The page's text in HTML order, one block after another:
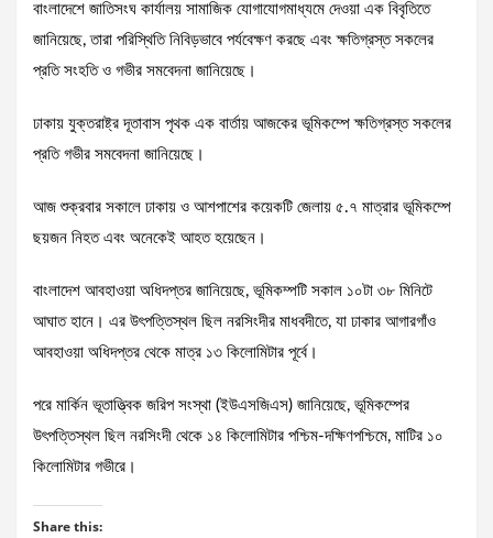
বাংলাদেশে জাতিসংঘ কার্যালয় সামাজিক যোগাযোগমাধ্যমে দেওয়া এক বিবৃতিতে
জানিয়েছে, তারা পরিস্থিতি নিবিড়ভাবে পর্যবেক্ষণ করছে এবং ক্ষতিগ্রস্ত সকলের
প্রতি সংহতি ও গভীর সমবেদনা জানিয়েছে।
ঢাকায় যুক্তরাষ্ট্র দূতাবাস পৃথক এক বার্তায় আজকের ভূমিকম্পে ক্ষতিগ্রস্ত সকলের
প্রতি গভীর সমবেদনা জানিয়েছে।
আজ শুক্রবার সকালে ঢাকায় ও আশপাশের কয়েকটি জেলায় ৫.৭ মাত্রার ভূমিকম্পে
ছয়জন নিহত এবং অনেকেই আহত হয়েছেন।
বাংলাদেশ আবহাওয়া অধিদপ্তর জানিয়েছে, ভূমিকম্পটি সকাল ১০টা ৩৮ মিনিটে
আঘাত হানে। এর উৎপত্তিস্থল ছিল নরসিংদীর মাধবদীতে, যা ঢাকার আগারগাঁও
আবহাওয়া অধিদপ্তর থেকে মাত্র ১৩ কিলোমিটার পূর্বে।
পরে মার্কিন ভূতাত্ত্বিক জরিপ সংস্থা (ইউএসজিএস) জানিয়েছে, ভূমিকম্পের
উৎপত্তিস্থল ছিল নরসিংদী থেকে ১৪ কিলোমিটার পশ্চিম-দক্ষিণপশ্চিমে, মাটির ১০
কিলোমিটার গভীরে।
Share this: